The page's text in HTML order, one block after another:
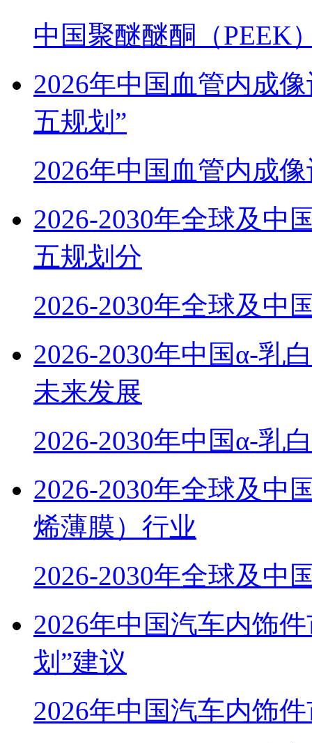
中国聚醚醚酮（PEEK
2026年中国血管内成
五规划”
2026年中国血管内成
2026-2030年全球及中
五规划分
2026-2030年全球及中
2026-2030年中国α-乳
未来发展
2026-2030年中国α-乳
2026-2030年全球及中
烯薄膜）行业
2026-2030年全球及中
2026年中国汽车内饰
划”建议
2026年中国汽车内饰